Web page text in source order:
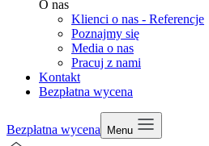
O nas
Klienci o nas - Referencje
Poznajmy się
Media o nas
Pracuj z nami
Kontakt
Bezpłatna wycena
Bezpłatna wycena Menu